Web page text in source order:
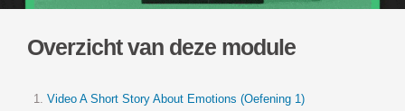
Overzicht van deze module
Video A Short Story About Emotions (Oefening 1)